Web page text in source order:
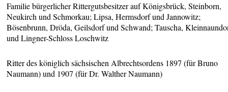
Familie bürgerlicher Rittergutsbesitzer auf Königsbrück, Steinborn,
Neukirch und Schmorkau; Lipsa, Hermsdorf und Jannowitz;
Bösenbrunn, Dröda, Geilsdorf und Schwand; Tauscha,
und Lingner-Schloss Loschwitz
Ritter des königlich sächsischen Albrechtsordens 1897 (für Bruno
Naumann) und 1907 (für Dr. Walther Naumann)